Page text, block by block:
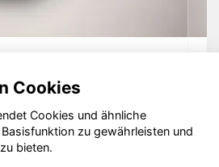
GmbH 2020 - 2026
Cookies
Cookies und ähnliche
zu gewährleisten und
bieten.